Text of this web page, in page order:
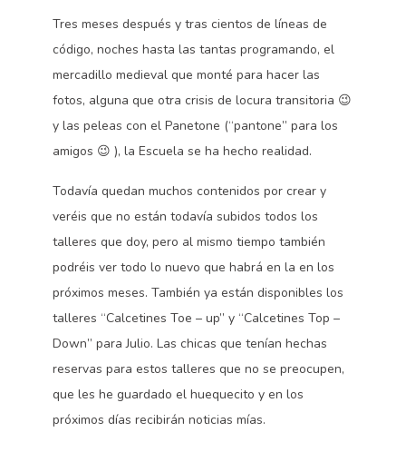
Tres meses después y tras cientos de líneas de
código, noches hasta las tantas programando, el
mercadillo medieval que monté para hacer las
fotos, alguna que otra crisis de locura transitoria 😉
y las peleas con el Panetone (“pantone” para los
amigos 😉 ), la Escuela se ha hecho realidad.
Todavía quedan muchos contenidos por crear y
veréis que no están todavía subidos todos los
talleres que doy, pero al mismo tiempo también
podréis ver todo lo nuevo que habrá en la en los
próximos meses. También ya están disponibles los
talleres “Calcetines Toe – up” y “Calcetines Top –
Down” para Julio. Las chicas que tenían hechas
reservas para estos talleres que no se preocupen,
que les he guardado el huequecito y en los
próximos días recibirán noticias mías.